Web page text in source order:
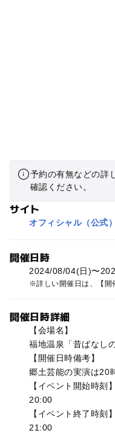
予約の有無などの詳
確認ください。
サイト
オフィシャル（公式
開催日時
2024/08/04(日)〜
詳しい開催日は、【開
開催日時詳細
【会場名】
福地温泉「昔ばなし
【開催日時備考】
郷土芸能の実演は20
【イベント開始時刻】
20:00
【イベント終了時刻】
21:00